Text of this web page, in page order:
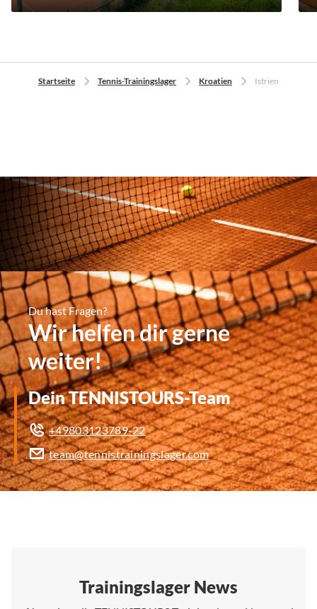
Startseite Tennis-Trainingslager Kroatien Istrien
Du hast Fragen?
Wir helfen dir gerne
weiter!
Dein TENNISTOURS-Team
+49803123789-22
team@tennistrainingslager.com
Trainingslager News